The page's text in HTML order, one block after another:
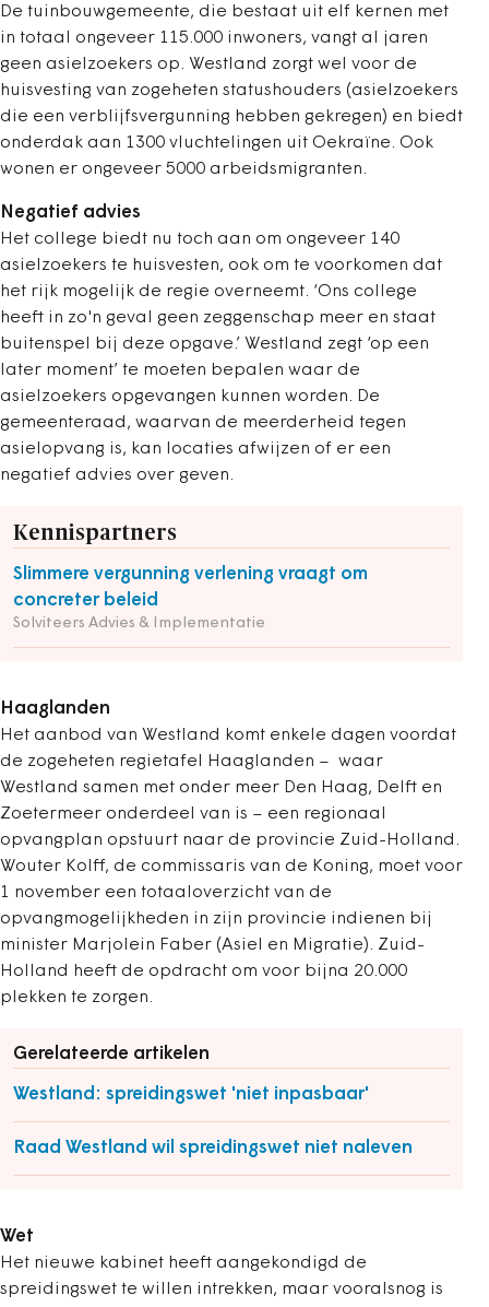
De tuinbouwgemeente, die bestaat uit elf kernen met
in totaal ongeveer 115.000 inwoners, vangt al jaren
geen asielzoekers op. Westland zorgt wel voor de
huisvesting van zogeheten statushouders (asielzoekers
die een verblijfsvergunning hebben gekregen) en biedt
onderdak aan 1300 vluchtelingen uit Oekraïne. Ook
wonen er ongeveer 5000 arbeidsmigranten.
Negatief advies
Het college biedt nu toch aan om ongeveer 140
asielzoekers te huisvesten, ook om te voorkomen dat
het rijk mogelijk de regie overneemt. ‘Ons college
heeft in zo'n geval geen zeggenschap meer en staat
buitenspel bij deze opgave.’ Westland zegt ‘op een
later moment’ te moeten bepalen waar de
asielzoekers opgevangen kunnen worden. De
gemeenteraad, waarvan de meerderheid tegen
asielopvang is, kan locaties afwijzen of er een
negatief advies over geven.
Kennispartners
Slimmere vergunning verlening vraagt om
concreter beleid
Solviteers Advies & Implementatie
Haaglanden
Het aanbod van Westland komt enkele dagen voordat
de zogeheten regietafel Haaglanden – waar
Westland samen met onder meer Den Haag, Delft en
Zoetermeer onderdeel van is – een regionaal
opvangplan opstuurt naar de provincie Zuid-Holland.
Wouter Kolff, de commissaris van de Koning, moet voor
1 november een totaaloverzicht van de
opvangmogelijkheden in zijn provincie indienen bij
minister Marjolein Faber (Asiel en Migratie). Zuid-
Holland heeft de opdracht om voor bijna 20.000
plekken te zorgen.
Gerelateerde artikelen
Westland: spreidingswet 'niet inpasbaar'
Raad Westland wil spreidingswet niet naleven
Wet
Het nieuwe kabinet heeft aangekondigd de
spreidingswet te willen intrekken, maar vooralsnog is